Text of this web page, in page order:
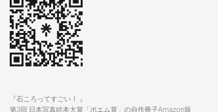
『石ころってすごい！ 』
第3回 日本写真絵本大賞「ポエム賞」の自作冊子Amazon版